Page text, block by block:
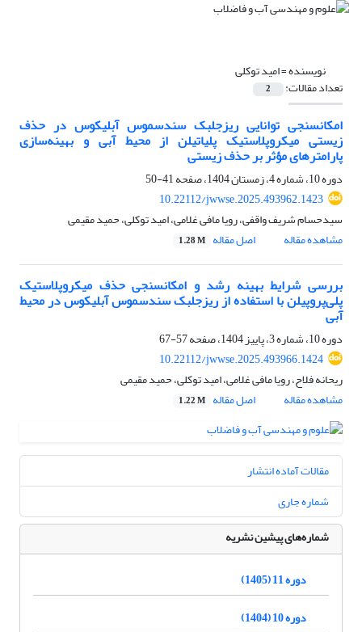
نویسنده =امید توکلی
تعداد مقالات: 2
امکان‎سنجی توانایی ریزجلبک سندسموس آبلیکوس در حذف
زیستی میکروپلاستیک پلی‎اتیلن از محیط آبی و بهینه‌سازی
پارامترهای مؤثر بر حذف زیستی
دوره 10، شماره 4، زمستان 1404، صفحه
41-50
10.22112/jwwse.2025.493962.1423
سیدحسام شریف واقفی، رویا مافی غلامی، امید توکلی، حمید مقیمی
مشاهده مقاله
اصل مقاله 1.28 M
بررسی شرایط بهینه رشد و امکان‎سنجی حذف میکروپلاستیک
پلی‌پروپیلن با استفاده از ریزجلبک سندسموس آبلیکوس در محیط
آبی
دوره 10، شماره 3، پاییز 1404، صفحه
57-67
10.22112/jwwse.2025.493966.1424
ریحانه فلاح، رویا مافی غلامی، امید توکلی، حمید مقیمی
مشاهده مقاله
اصل مقاله 1.22 M
مقالات آماده انتشار
شماره جاری
شماره‌های پیشین نشریه
دوره 11 (1405)
دوره 10 (1404)